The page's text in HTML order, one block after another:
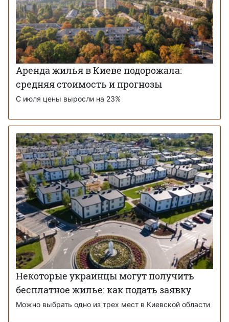
Аренда жилья в Киеве подорожала:
средняя стоимость и прогнозы
С июля цены выросли на 23%
Некоторые украинцы могут получить
бесплатное жилье: как подать заявку
Можно выбрать одно из трех мест в Киевской области